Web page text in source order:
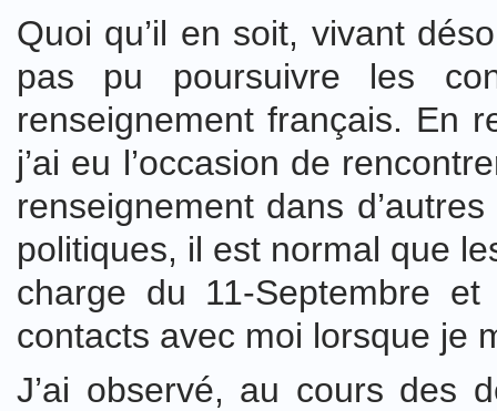
Quoi qu’il en soit, vivant
pas pu poursuivre les
renseignement français. En
j’ai eu l’occasion de
renseignement dans
politiques, il est normal que
charge du 11-Septembre
contacts avec moi lorsque je
J’ai observé, au cours des